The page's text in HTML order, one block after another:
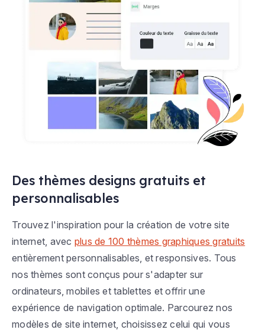
Des thèmes designs gratuits et
personnalisables
Trouvez l'inspiration pour la création de votre site
internet, avec plus de 100 thèmes graphiques gratuits
entièrement personnalisables, et responsives. Tous
nos thèmes sont conçus pour s'adapter sur
ordinateurs, mobiles et tablettes et offrir une
expérience de navigation optimale. Parcourez nos
modèles de site internet, choisissez celui qui vous